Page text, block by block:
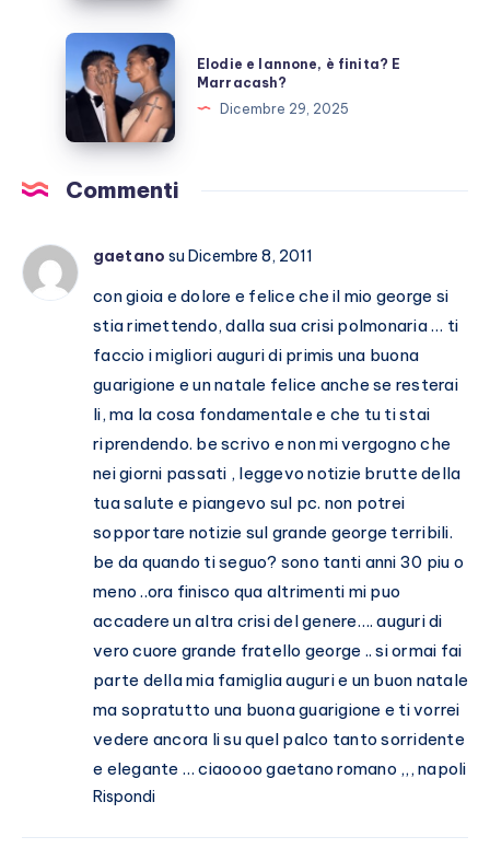
scritta
per
Laura
Pausini?
Elodie
e
Iannone,
finita?
E
Elodie e Iannone, è finita? E
Marracash?
Dicembre 29, 2025
Commenti
gaetano su Dicembre 8, 2011
con gioia e dolore e felice che il mio george si
stia rimettendo, dalla sua crisi polmonaria … ti
faccio i migliori auguri di primis una buona
guarigione e un natale felice anche se resterai
li, ma la cosa fondamentale e che tu ti stai
riprendendo. be scrivo e non mi vergogno che
nei giorni passati , leggevo notizie brutte della
tua salute e piangevo sul pc. non potrei
sopportare notizie sul grande george terribili.
be da quando ti seguo? sono tanti anni 30 piu o
meno ..ora finisco qua altrimenti mi puo
accadere un altra crisi del genere…. auguri di
vero cuore grande fratello george .. si ormai fai
parte della mia famiglia auguri e un buon natale
ma sopratutto una buona guarigione e ti vorrei
vedere ancora li su quel palco tanto sorridente
e elegante … ciaoooo gaetano romano ,,, napoli
Rispondi